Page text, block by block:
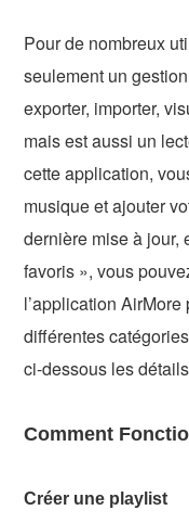
Pour de nombreux
seulement un
exporter, importer,
mais est aussi un
cette application,
musique et ajouter
dernière mise à jour,
favoris », vous
l’application
différentes
ci-dessous les
Comment
Créer une playlist